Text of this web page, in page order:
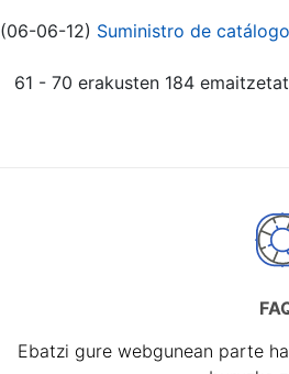
(06-06-12) Suministro de
61 - 70 erakusten 184
Ebatzi gure webgunean parte